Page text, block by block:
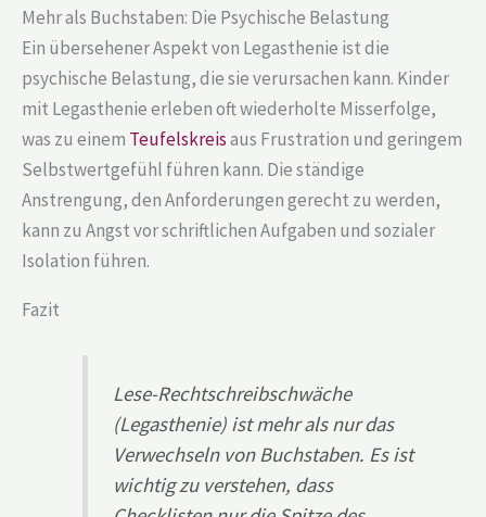
Mehr als Buchstaben: Die Psychische Belastung
Ein übersehener Aspekt von Legasthenie ist die
psychische Belastung, die sie verursachen kann. Kinder
mit Legasthenie erleben oft wiederholte Misserfolge,
was zu einem Teufelskreisaus Frustration und geringem
Selbstwertgefühl führen kann. Die ständige
Anstrengung, den Anforderungen gerecht zu werden,
kann zu Angst vor schriftlichen Aufgaben und sozialer
Isolation führen.
Fazit
Lese-Rechtschreibschwäche
(Legasthenie) ist mehr als nur das
Verwechseln von Buchstaben. Es ist
wichtig zu verstehen, dass